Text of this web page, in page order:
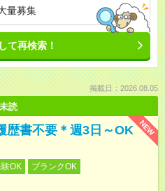
量募集
て再検索！
掲載日：2026.08.05
未読
NEW
歴書不要＊週3日～OK
OK
ブランクOK